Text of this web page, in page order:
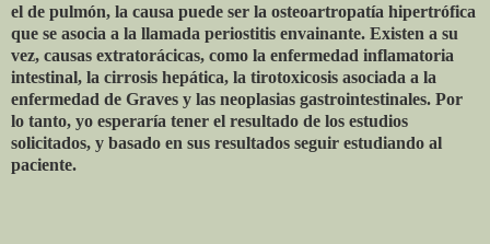
el de pulmón, la causa puede ser la osteoartropatía hipertrófica
que se asocia a la llamada periostitis envainante. Existen a su
vez, causas extratorácicas, como la enfermedad inflamatoria
intestinal, la cirrosis hepática, la tirotoxicosis asociada a la
enfermedad de Graves y las neoplasias gastrointestinales. Por
lo tanto, yo esperaría tener el resultado de los estudios
solicitados, y basado en sus resultados seguir estudiando al
paciente.